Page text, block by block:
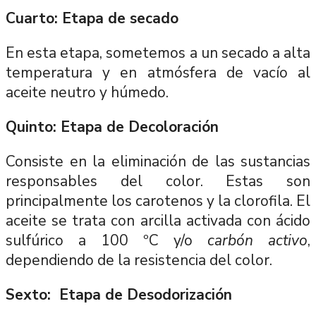
Cuarto: Etapa de secado
En esta etapa, sometemos a un secado a alta
temperatura y en atmósfera de vacío al
aceite neutro y húmedo.
Quinto: Etapa de Decoloración
Consiste en la eliminación de las sustancias
responsables del color. Estas son
principalmente los carotenos y la clorofila. El
aceite se trata con arcilla activada con ácido
sulfúrico a 100 ºC y/o carbón activo,
dependiendo de la resistencia del color.
Sexto: Etapa de Desodorización